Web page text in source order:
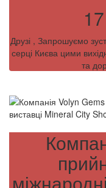
Друзі , Запрошуємо
серці Києва цими
та